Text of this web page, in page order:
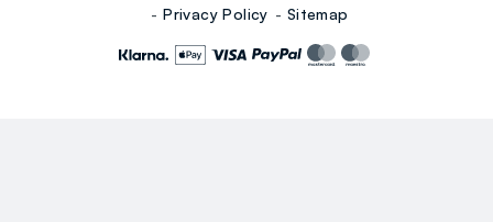
Privacy Policy Sitemap